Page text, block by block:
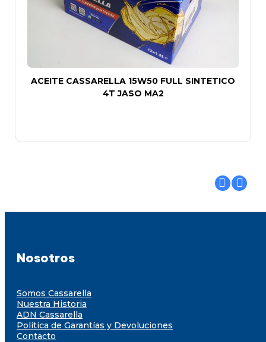
ACEITE CASSARELLA 15W50 FULL SINTETICO
4T JASO MA2
Nosotros
Somos Cassarella
Nuestra Historia
ADN Cassarella
Política de Garantías y Devoluciones
Contacto